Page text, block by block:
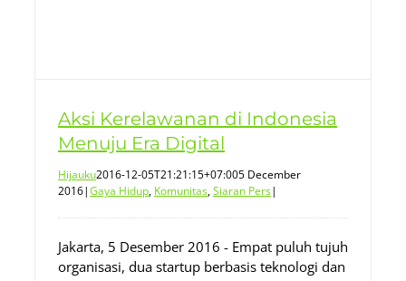
Aksi Kerelawanan di Indonesia
Menuju Era Digital
Hijauku2016-12-05T21:21:15+07:005 December
2016|Gaya Hidup, Komunitas,Siaran Pers|
Jakarta, 5 Desember 2016 - Empat puluh tujuh
organisasi, dua startup berbasis teknologi dan